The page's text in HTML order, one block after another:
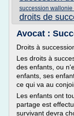
succession wallonie
droits de
Avocat :
Droits à
Les droits à
des enfants, ou
enfants, ses
ce qui va au
Les enfants ont
partage est
survivant devra